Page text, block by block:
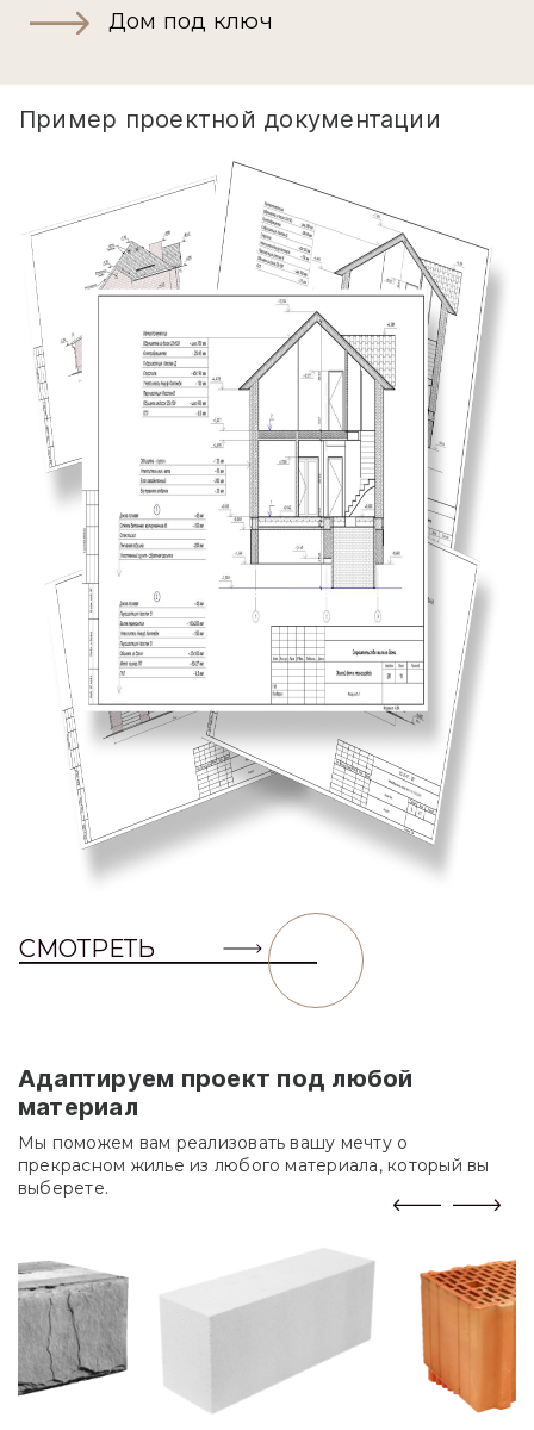
Дом под ключ
Пример проектной документации
СМОТРЕТЬ
Адаптируем проект под любой
материал
Мы поможем вам реализовать вашу мечту о
прекрасном жилье из любого материала, который вы
выберете.